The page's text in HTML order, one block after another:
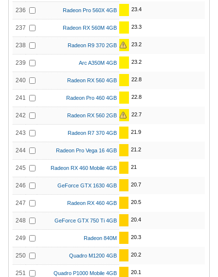
236 Radeon Pro 560X 4GB 23.4
237 Radeon RX 560M 4GB 23.3
238 Radeon R9 370 2GB 23.2
239 Arc A350M 4GB 23.2
240 Radeon RX 560 4GB 22.8
241 Radeon Pro 460 4GB 22.8
242 Radeon RX 560 2GB 22.7
243 Radeon R7 370 4GB 21.9
244 Radeon Pro Vega 16 4GB 21.2
245 Radeon RX 460 Mobile 4GB 21
246 GeForce GTX 1630 4GB 20.7
247 Radeon RX 460 4GB 20.5
248 GeForce GTX 750 Ti 4GB 20.4
249 Radeon 840M 20.3
250 Quadro M1200 4GB 20.2
251 Quadro P1000 Mobile 4GB 20.1